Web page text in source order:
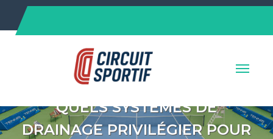
content
QUELS SYSTÈMES DE
DRAINAGE PRIVILÉGIER POUR